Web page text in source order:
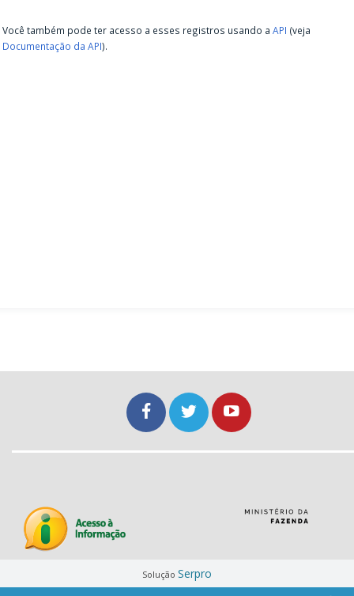
Você também pode ter acesso a esses registros usando a API (veja
Documentação da API).
Solução Serpro